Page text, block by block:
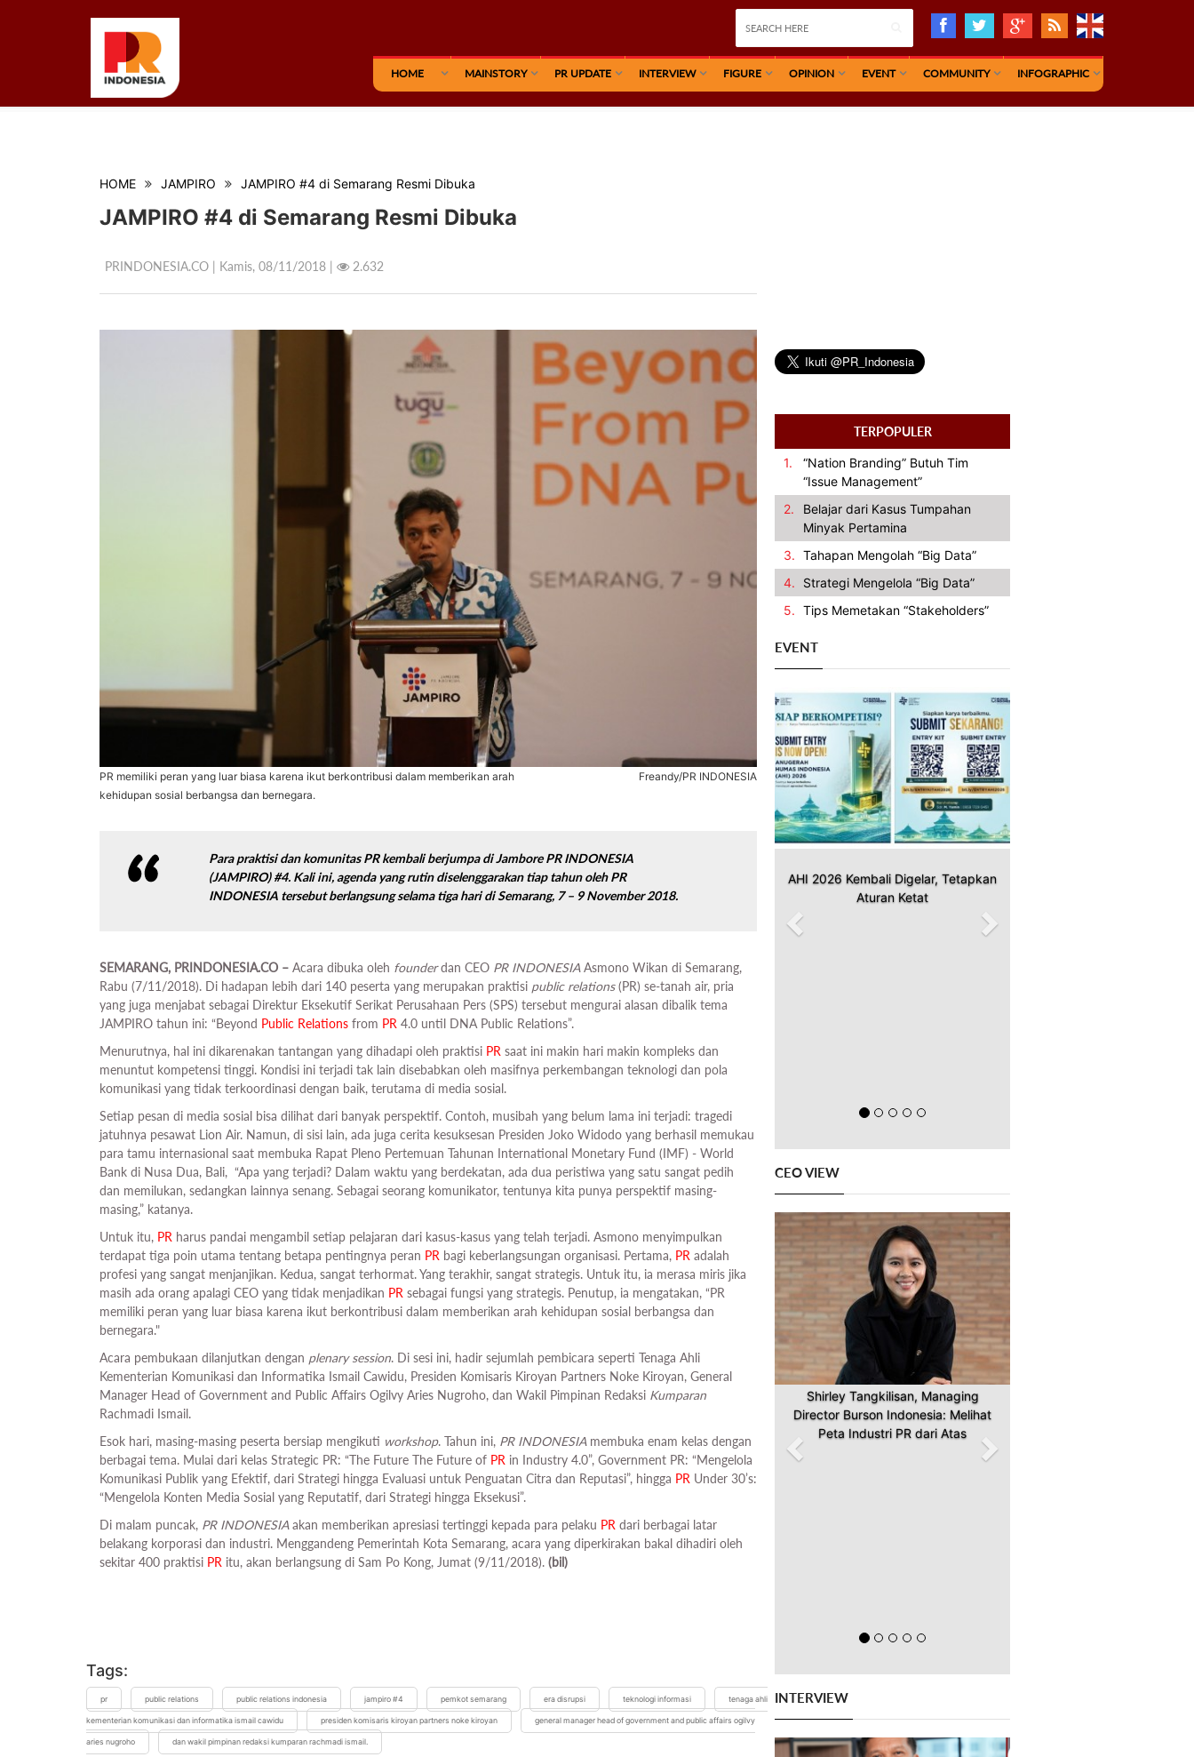
HOME MAINSTORY PR UPDATE INTERVIEW FIGURE OPINION EVENT COMMUNITY INFOGRAPHIC
HOME JAMPIRO JAMPIRO #4 di Semarang Resmi Dibuka
JAMPIRO #4 di Semarang Resmi Dibuka
PRINDONESIA.CO | Kamis, 08/11/2018 | 2.632
PR memiliki peran yang luar biasa karena ikut berkontribusi dalam memberikan arah
kehidupan sosial berbangsa dan bernegara.
Freandy/PR INDONESIA
Para praktisi dan komunitas PR kembali berjumpa di Jambore PR INDONESIA
(JAMPIRO) #4. Kali ini, agenda yang rutin diselenggarakan tiap tahun olehPR
INDONESIA tersebut berlangsung selama tiga hari di Semarang, 7 – 9 November 2018.
SEMARANG, PRINDONESIA.CO – Acara dibuka oleh founderdan CEO PR INDONESIAAsmono Wikan di Semarang,
Rabu (7/11/2018). Di hadapan lebih dari 140 peserta yang merupakan praktisi public relations(PR) se-tanah air, pria
yang juga menjabat sebagai Direktur Eksekutif Serikat Perusahaan Pers (SPS) tersebut mengurai alasan dibalik tema
JAMPIRO tahun ini: “Beyond Public Relations from PR 4.0 until DNA Public Relations”.
Menurutnya, hal ini dikarenakan tantangan yang dihadapi oleh praktisi PR saat ini makin hari makin kompleks dan
menuntut kompetensi tinggi. Kondisi ini terjadi tak lain disebabkan oleh masifnya perkembangan teknologi dan pola
komunikasi yang tidak terkoordinasi dengan baik, terutama di media sosial.
Setiap pesan di media sosial bisa dilihat dari banyak perspektif. Contoh, musibah yang belum lama ini terjadi: tragedi
jatuhnya pesawat Lion Air. Namun, di sisi lain, ada juga cerita kesuksesan Presiden Joko Widodo yang berhasil memukau
para tamu internasional saat membuka Rapat Pleno Pertemuan Tahunan International Monetary Fund (IMF) - World
Bank di Nusa Dua, Bali, “Apa yang terjadi? Dalam waktu yang berdekatan, ada dua peristiwa yang satu sangat pedih
dan memilukan, sedangkan lainnya senang. Sebagai seorang komunikator, tentunya kita punya perspektif masing-
masing,” katanya.
Untuk itu, PR harus pandai mengambil setiap pelajaran dari kasus-kasus yang telah terjadi. Asmono menyimpulkan
terdapat tiga poin utama tentang betapa pentingnya peran PR bagi keberlangsungan organisasi. Pertama, PR adalah
profesi yang sangat menjanjikan. Kedua, sangat terhormat. Yang terakhir, sangat strategis. Untuk itu, ia merasa miris jika
masih ada orang apalagi CEO yang tidak menjadikan PR sebagai fungsi yang strategis. Penutup, ia mengatakan, “PR
memiliki peran yang luar biasa karena ikut berkontribusi dalam memberikan arah kehidupan sosial berbangsa dan
bernegara."
Acara pembukaan dilanjutkan dengan plenary session. Di sesi ini, hadir sejumlah pembicara seperti Tenaga Ahli
Kementerian Komunikasi dan Informatika Ismail Cawidu, Presiden Komisaris Kiroyan Partners Noke Kiroyan, General
Manager Head of Government and Public Affairs Ogilvy Aries Nugroho, dan Wakil Pimpinan Redaksi Kumparan
Rachmadi Ismail.
Esok hari, masing-masing peserta bersiap mengikuti workshop. Tahun ini, PR INDONESIAmembuka enam kelas dengan
berbagai tema. Mulai dari kelas Strategic PR: “The Future The Future of PR in Industry 4.0”, Government PR: “Mengelola
Komunikasi Publik yang Efektif, dari Strategi hingga Evaluasi untuk Penguatan Citra dan Reputasi”, hingga PR Under 30’s:
“Mengelola Konten Media Sosial yang Reputatif, dari Strategi hingga Eksekusi”.
Di malam puncak, PR INDONESIAakan memberikan apresiasi tertinggi kepada para pelaku PR dari berbagai latar
belakang korporasi dan industri. Menggandeng Pemerintah Kota Semarang, acara yang diperkirakan bakal dihadiri oleh
sekitar 400 praktisi PR itu, akan berlangsung di Sam Po Kong, Jumat (9/11/2018). (bil)
Tags:
pr public relations public relations indonesia jampiro #4 pemkot semarang era disrupsi teknologi informasi tenaga ahli
kementerian komunikasi dan informatika ismail cawidu presiden komisaris kiroyan partners noke kiroyan general manager head of government and public affairs ogilvy
aries nugroho dan wakil pimpinan redaksi kumparan rachmadi ismail.
TERPOPULER
1.
“Nation Branding” Butuh Tim
“Issue Management”
2.
Belajar dari Kasus Tumpahan
Minyak Pertamina
3. Tahapan Mengolah “Big Data”
4.
Strategi Mengelola “Big Data”
5. Tips Memetakan “Stakeholders”
EVENT
AHI 2026 Kembali Digelar, Tetapkan
Aturan Ketat
Previous Next
CEO VIEW
Shirley Tangkilisan, Managing
Director Burson Indonesia: Melihat
Peta Industri PR dari Atas
Previous Next
INTERVIEW
Previous Next